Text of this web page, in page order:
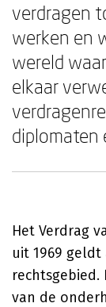
verdragen
werken en
wereld
elkaar
diplomaten
Het Verdrag
uit 1969
van de